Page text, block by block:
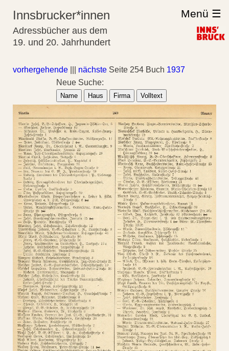
Innsbrucker*innen
Adressbücher aus dem
19. und 20. Jahrhundert
Menü ☰
vorhergehende nächste Seite 254 Buch 1937
Neue Suche:
Name Haus Firma Volltext